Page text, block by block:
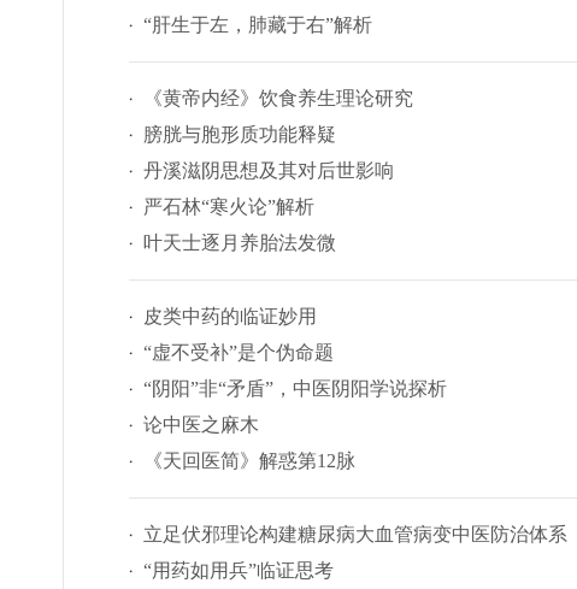
“肝生于左，肺藏于右”解析
《黄帝内经》饮食养生理论研究
膀胱与胞形质功能释疑
丹溪滋阴思想及其对后世影响
严石林“寒火论”解析
叶天士逐月养胎法发微
皮类中药的临证妙用
“虚不受补”是个伪命题
“阴阳”非“矛盾”，中医阴阳学说探析
论中医之麻木
《天回医简》解惑第12脉
立足伏邪理论构建糖尿病大血管病变中医防治体系
“用药如用兵”临证思考